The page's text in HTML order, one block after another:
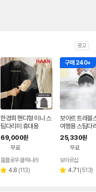
광고
한경희 핸디형 미니 스
팀다리미 휴대용
69,000원
무료
홈플로우 클릭나라
별 4.8 리
(113)
구매 240+
보아르 트래블
여행용 스팀다
대용 미니 전기
핸디 핸디형 빠
25,330원
무료
페이
보아르샵
별 4.71 리
(513)